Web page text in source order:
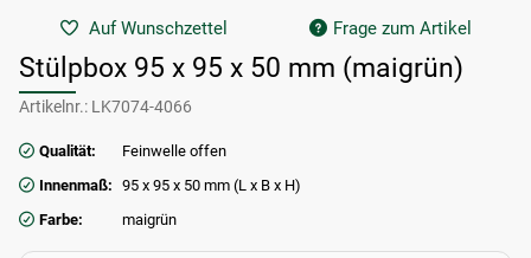
Auf Wunschzettel Frage zum Artikel
Stülpbox 95 x 95 x 50 mm (maigrün)
Artikelnr.: LK7074-4066
Qualität:
Feinwelle offen
Innenmaß: 95 x 95 x 50 mm (L x B x H)
Farbe:
maigrün